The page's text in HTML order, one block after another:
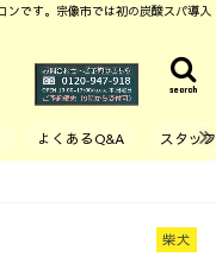
ンです。宗像市では初の炭酸スパ導入
search
よくあるQ&A スタッ
柴犬